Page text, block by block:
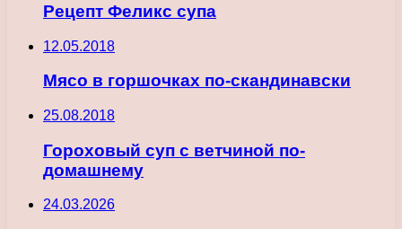
Рецепт Феликс супа
12.05.2018
Мясо в горшочках по-скандинавски
25.08.2018
Гороховый суп с ветчиной по-
домашнему
24.03.2026